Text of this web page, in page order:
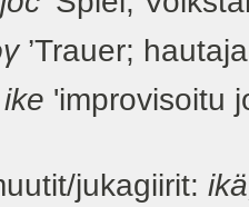
’Trauer;
ike 'improvisoitu
jukagiirit: